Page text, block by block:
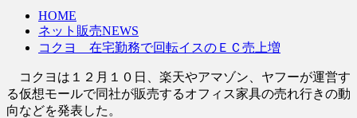
HOME
ネット販売NEWS
コクヨ 在宅勤務で回転イスのＥＣ売上増
コクヨは１２月１０日、楽天やアマゾン、ヤフーが運営す
る仮想モールで同社が販売するオフィス家具の売れ行きの動
向などを発表した。